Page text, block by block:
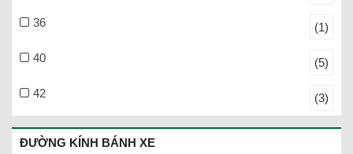
36 (1)
40 (5)
42 (3)
ĐƯỜNG KÍNH BÁNH XE